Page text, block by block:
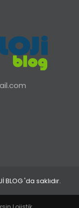
'da saklıdır.